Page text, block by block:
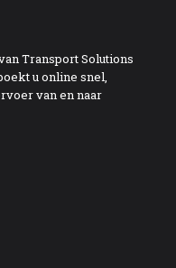
Transport Solutions
u online snel,
van en naar